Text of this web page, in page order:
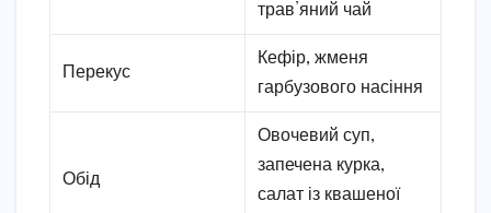
трав’яний чай
Перекус
Кефір, жменя
гарбузового насіння
Обід
Овочевий суп,
запечена курка,
салат із квашеної